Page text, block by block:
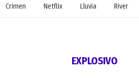
Crimen Netflix Lluvia River
EXPLOSIVO